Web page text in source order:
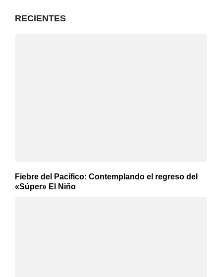
RECIENTES
Fiebre del Pacífico: Contemplando el regreso del
«Súper» El Niño